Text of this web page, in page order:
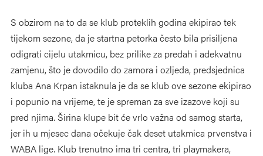
S obzirom na to da se klub proteklih godina ekipirao tek
tijekom sezone, da je startna petorka često bila prisiljena
odigrati cijelu utakmicu, bez prilike za predah i adekvatnu
zamjenu, što je dovodilo do zamora i ozljeda, predsjednica
kluba Ana Krpan istaknula je da se klub ove sezone ekipirao
i popunio na vrijeme, te je spreman za sve izazove koji su
pred njima. Širina klupe bit će vrlo važna od samog starta,
jer ih u mjesec dana očekuje čak deset utakmica prvenstva i
WABA lige. Klub trenutno ima tri centra, tri playmakera,